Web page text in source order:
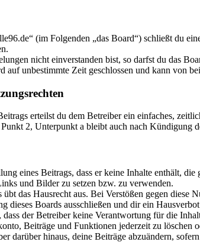
(im Folgenden „das Board“) schließt du
nicht einverstanden bist, so darfst du das
auf unbestimmte Zeit geschlossen und kann von
erteilst du dem Betreiber ein einfaches,
2, Unterpunkt a bleibt auch nach Kündigung
eines Beitrags, dass er keine Inhalte enthält,
und Bilder zu setzen bzw. zu verwenden.
übt das Hausrecht aus. Bei Verstößen gegen
dieses Boards ausschließen und dir ein
der Betreiber keine Verantwortung für die
Beiträge und Funktionen jederzeit zu löschen
darüber hinaus, deine Beiträge abzuändern,